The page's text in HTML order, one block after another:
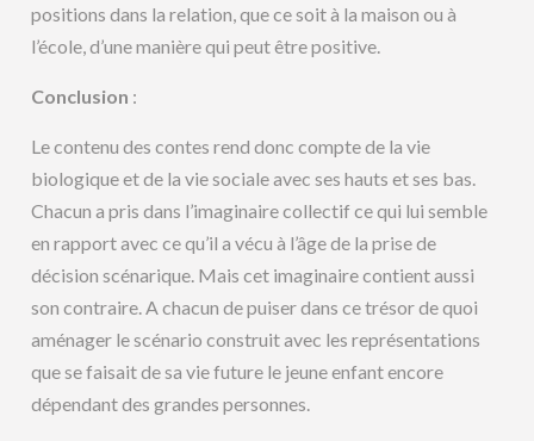
positions dans la relation, que ce soit à la maison ou à
l’école, d’une manière qui peut être positive.
Conclusion :
Le contenu des contes rend donc compte de la vie
biologique et de la vie sociale avec ses hauts et ses bas.
Chacun a pris dans l’imaginaire collectif ce qui lui semble
en rapport avec ce qu’il a vécu à l’âge de la prise de
décision scénarique. Mais cet imaginaire contient aussi
son contraire. A chacun de puiser dans ce trésor de quoi
aménager le scénario construit avec les représentations
que se faisait de sa vie future le jeune enfant encore
dépendant des grandes personnes.